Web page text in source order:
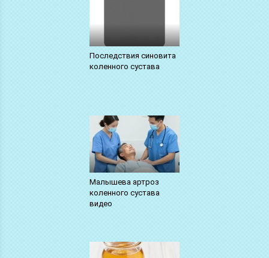
Последствия синовита
коленного сустава
Малышева артроз
коленного сустава
видео